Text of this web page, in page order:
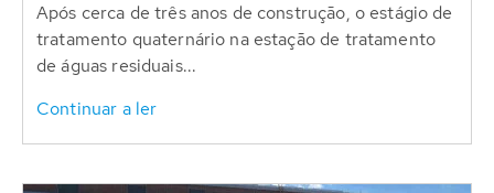
Após cerca de três anos de construção, o estágio de
tratamento quaternário na estação de tratamento
de águas residuais...
Continuar a ler